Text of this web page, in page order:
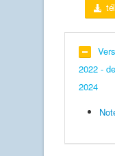
2022 -
2024